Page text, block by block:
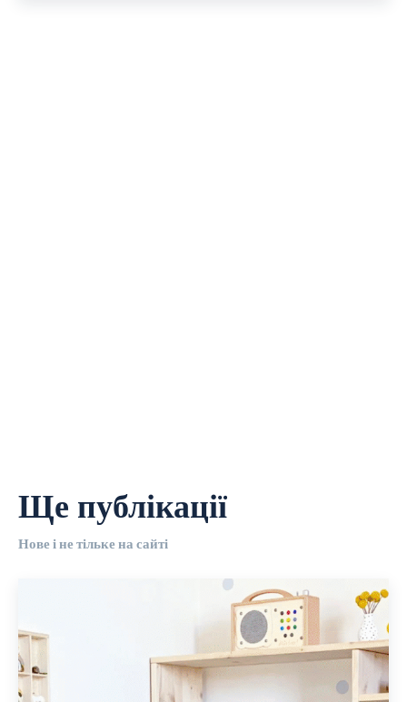
Ще публікації
Нове і не тільке на сайті